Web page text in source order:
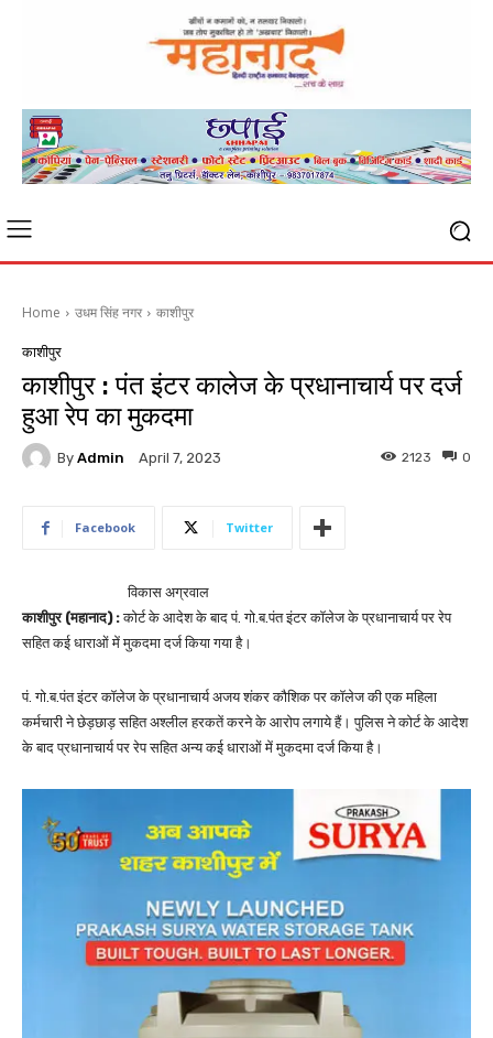
Home उधम सिंह नगर काशीपुर
काशीपुर
काशीपुर : पंत इंटर कालेज के प्रधानाचार्य पर दर्ज
हुआ रेप का मुकदमा
By Admin April 7, 2023 0
2123
Facebook Twitter
विकास अग्रवाल
काशीपुर (महानाद) :कोर्ट के आदेश के बाद पं. गो.ब.पंत इंटर कॉलेज के प्रधानाचार्य पर रेप
सहित कई धाराओं में मुकदमा दर्ज किया गया है।
पं. गो.ब.पंत इंटर कॉलेज के प्रधानाचार्य अजय शंकर कौशिक पर कॉलेज की एक महिला
कर्मचारी ने छेड़छाड़ सहित अश्लील हरकतें करने के आरोप लगाये हैं। पुलिस ने कोर्ट के आदेश
के बाद प्रधानाचार्य पर रेप सहित अन्य कई धाराओं में मुकदमा दर्ज किया है।